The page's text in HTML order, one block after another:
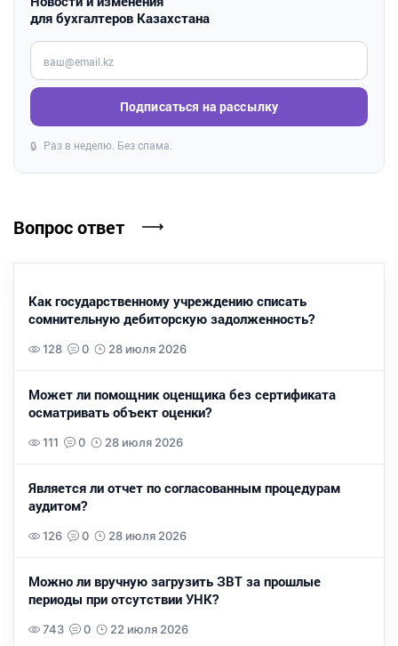
для бухгалтеров Казахстана
Введите ваш e-mail
Подписаться на рассылку
🔒 Раз в неделю. Без спама.
Вопрос ответ
Как государственному учреждению списать
сомнительную дебиторскую задолженность?
128 0 28 июля 2026
Может ли помощник оценщика без сертификата
осматривать объект оценки?
111 0 28 июля 2026
Является ли отчет по согласованным процедурам
аудитом?
126 0 28 июля 2026
Можно ли вручную загрузить ЗВТ за прошлые
периоды при отсутствии УНК?
743 0 22 июля 2026